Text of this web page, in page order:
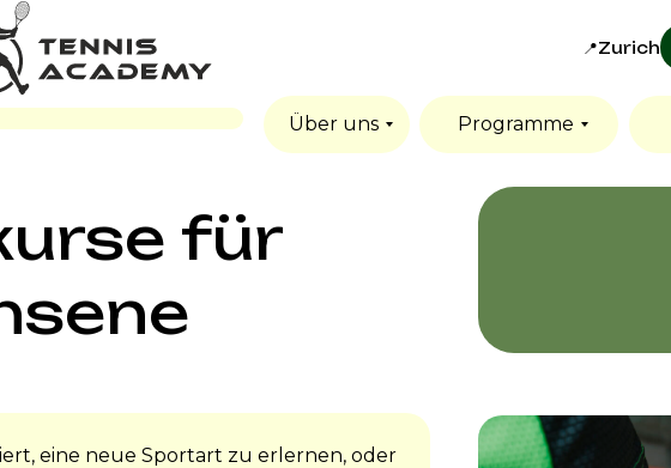
📍Zurich
Programme
Über uns
für
eine neue Sportart zu erlernen, oder